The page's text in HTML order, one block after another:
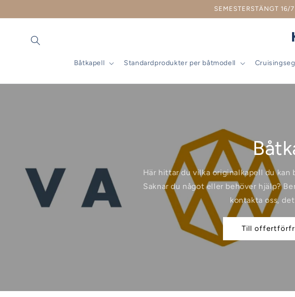
SEMESTERSTÄNGT
Båtkapell Standardprodukter per båtmodell
Här hittar du vilka originalkapell du kan
Saknar du något eller behöver hjälp?
kontakta oss,
Till